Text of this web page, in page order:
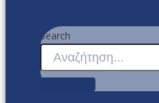
Search